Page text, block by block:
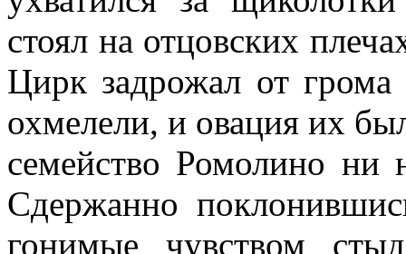
стоял на отцовских
Цирк задрожал от грома
охме­лели, и овация их
семейство Ромолино ни
Сдержанно
гонимые чувством